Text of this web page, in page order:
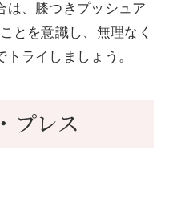
は、膝つきプッシュア
とを意識し、無理なく
ライしましょう。
プレス